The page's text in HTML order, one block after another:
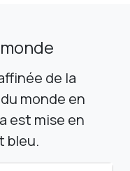
de la
monde en
est mise en
bleu.